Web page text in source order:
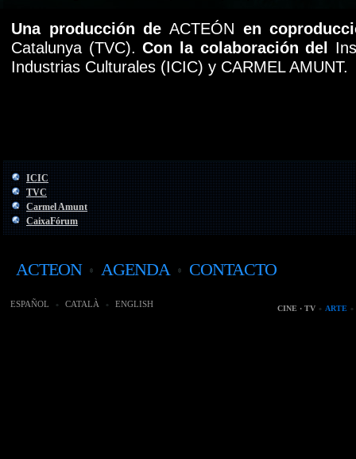
Una producción de ACTEÓN en
Catalunya (TVC).Con la colaboración del
Industrias Culturales (ICIC) y CARMEL AMUNT.
ICIC
TVC
Carmel Amunt
CaixaFórum
ACTEON AGENDA CONTACTO
ESPAÑOL CATALÀ ENGLISH CINE · TV ARTE